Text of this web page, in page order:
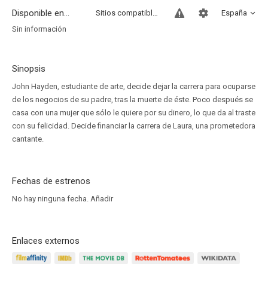
Disponible en... España
Sitios compatibles
Sin información
Sinopsis
John Hayden, estudiante de arte, decide dejar la carrera para ocuparse
de los negocios de su padre, tras la muerte de éste. Poco después se
casa con una mujer que sólo le quiere por su dinero, lo que da al traste
con su felicidad. Decide financiar la carrera de Laura, una prometedora
cantante.
Fechas de estrenos
No hay ninguna fecha. Añadir
Enlaces externos